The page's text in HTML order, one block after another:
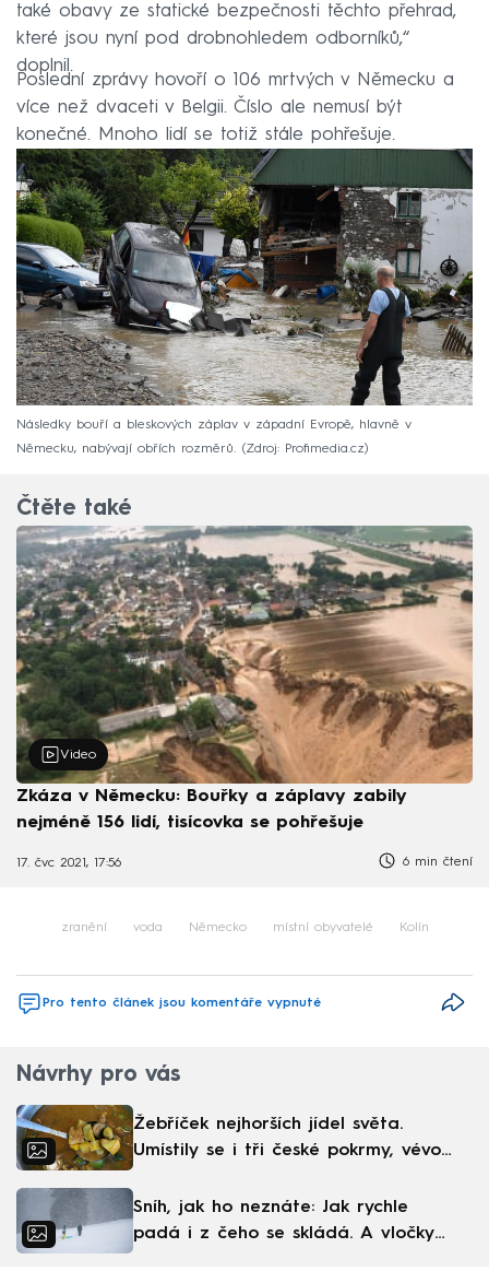
také obavy ze statické bezpečnosti těchto přehrad,
které jsou nyní pod drobnohledem odborníků,“
doplnil.
Poslední zprávy hovoří o 106 mrtvých v Německu a
více než dvaceti v Belgii. Číslo ale nemusí být
konečné. Mnoho lidí se totiž stále pohřešuje.
Následky bouří a bleskových záplav v západní Evropě, hlavně v
Německu, nabývají obřích rozměrů.
Zdroj: Profimedia.cz
Čtěte také
Video
Zkáza v Německu: Bouřky a záplavy zabily
nejméně 156 lidí, tisícovka se pohřešuje
17. čvc 2021, 17:56 6 min čtení
zranění voda Německo místní obyvatelé Kolín
Pro tento článek jsou komentáře vypnuté
Návrhy pro vás
Žebříček nejhorších jídel světa.
Umístily se i tři české pokrmy, vévodí
Sníh, jak ho neznáte: Jak rychle
padá i z čeho se skládá. A vločky